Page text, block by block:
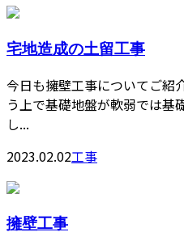
宅地造成の土留工事
今日も擁壁工事についてご紹
う上で基礎地盤が軟弱では基
し...
2023.02.02工事
擁壁工事